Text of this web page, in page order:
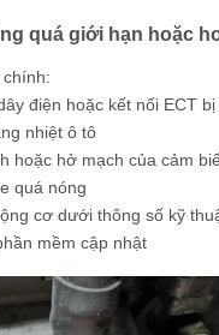
quá giới hạn hoặc
chính:
điện hoặc kết nối ECT bị
nhiệt ô tô
hở mạch của cảm
quá nóng
cơ dưới thông số kỹ
mềm cập nhật